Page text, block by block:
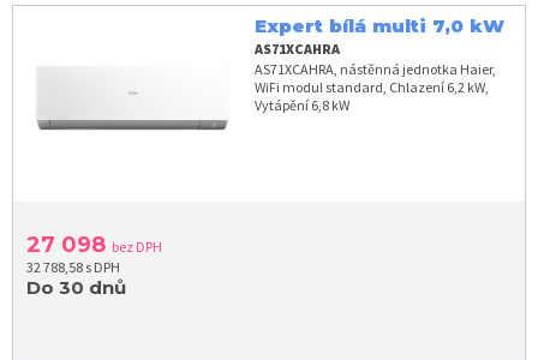
Expert bílá multi 7,0 kW
AS71XCAHRA
AS71XCAHRA, nástěnná jednotka Haier,
WiFi modul standard, Chlazení 6,2 kW,
Vytápění 6,8 kW
27 098 bez DPH
32 788,58 s DPH
Do 30 dnů